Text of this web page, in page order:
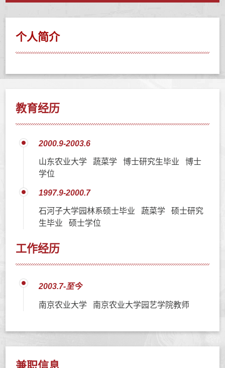
个人简介
教育经历
2000.9-2003.6
山东农业大学 蔬菜学 博士研究生毕业 博士
学位
1997.9-2000.7
石河子大学园林系硕士毕业 蔬菜学 硕士研究
生毕业 硕士学位
工作经历
2003.7-至今
南京农业大学 南京农业大学园艺学院教师